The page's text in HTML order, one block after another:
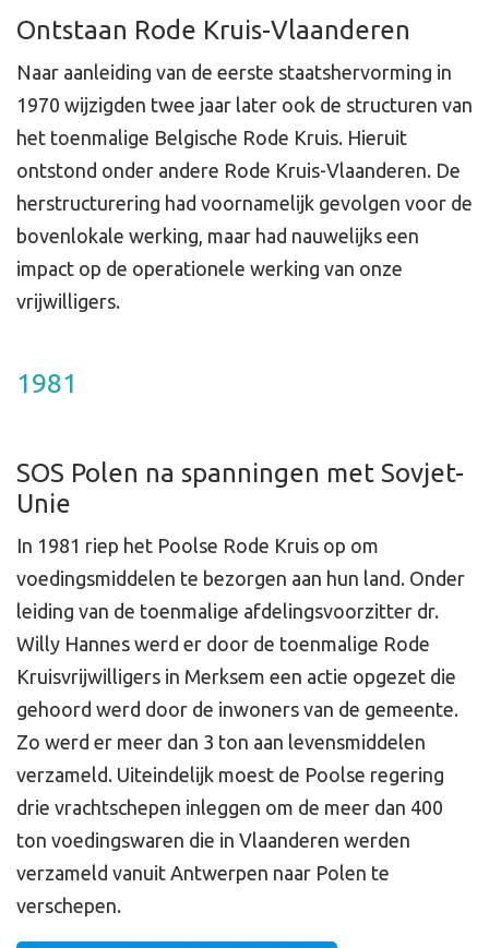
Ontstaan Rode Kruis-Vlaanderen
Naar aanleiding van de eerste staatshervorming in
1970 wijzigden twee jaar later ook de structuren van
het toenmalige Belgische Rode Kruis. Hieruit
ontstond onder andere Rode Kruis-Vlaanderen. De
herstructurering had voornamelijk gevolgen voor de
bovenlokale werking, maar had nauwelijks een
impact op de operationele werking van onze
vrijwilligers.
1981
SOS Polen na spanningen met Sovjet-
Unie
In 1981 riep het Poolse Rode Kruis op om
voedingsmiddelen te bezorgen aan hun land. Onder
leiding van de toenmalige afdelingsvoorzitter dr.
Willy Hannes werd er door de toenmalige Rode
Kruisvrijwilligers in Merksem een actie opgezet die
gehoord werd door de inwoners van de gemeente.
Zo werd er meer dan 3 ton aan levensmiddelen
verzameld. Uiteindelijk moest de Poolse regering
drie vrachtschepen inleggen om de meer dan 400
ton voedingswaren die in Vlaanderen werden
verzameld vanuit Antwerpen naar Polen te
verschepen.